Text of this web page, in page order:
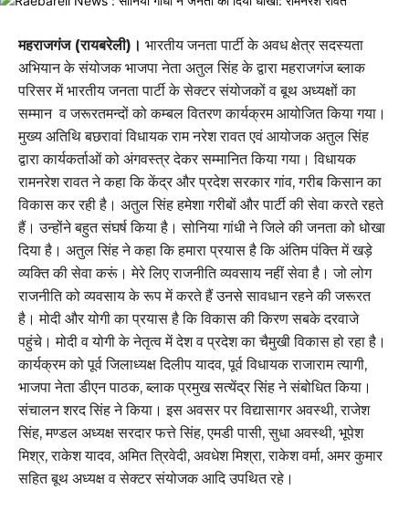
महराजगंज (रायबरेली)। भारतीय जनता पार्टी के अवध क्षेत्र सदस्यता
अभियान के संयोजक भाजपा नेता अतुल सिंह के द्वारा महराजगंज ब्लाक
परिसर में भारतीय जनता पार्टी के सेक्टर संयोजकों व बूथ अध्यक्षों का
सम्मान व जरूरतमन्दों को कम्बल वितरण कार्यक्रम आयोजित किया गया।
मुख्य अतिथि बछरावां विधायक राम नरेश रावत एवं आयोजक अतुल सिंह
द्वारा कार्यकर्ताओं को अंगवस्त्र देकर सम्मानित किया गया। विधायक
रामनरेश रावत ने कहा कि केंद्र और प्रदेश सरकार गांव, गरीब किसान का
विकास कर रही है। अतुल सिंह हमेशा गरीबों और पार्टी की सेवा करते रहते
हैं। उन्होंने बहुत संघर्ष किया है। सोनिया गांधी ने जिले की जनता को धोखा
दिया है। अतुल सिंह ने कहा कि हमारा प्रयास है कि अंतिम पंक्ति में खड़े
व्यक्ति की सेवा करूं। मेरे लिए राजनीति व्यवसाय नहीं सेवा है। जो लोग
राजनीति को व्यवसाय के रूप में करते हैं उनसे सावधान रहने की जरूरत
है। मोदी और योगी का प्रयास है कि विकास की किरण सबके दरवाजे
पहुंचे। मोदी व योगी के नेतृत्व में देश व प्रदेश का चैमुखी विकास हो रहा है।
कार्यक्रम को पूर्व जिलाध्यक्ष दिलीप यादव, पूर्व विधायक राजाराम त्यागी,
भाजपा नेता डीएन पाठक, ब्लाक प्रमुख सत्येंद्र सिंह ने संबोधित किया।
संचालन शरद सिंह ने किया। इस अवसर पर विद्यासागर अवस्थी, राजेश
सिंह, मण्डल अध्यक्ष सरदार फत्ते सिंह, एमडी पासी, सुधा अवस्थी, भूपेश
मिश्र, राकेश यादव, अमित त्रिवेदी, अवधेश मिश्रा, राकेश वर्मा, अमर कुमार
सहित बूथ अध्यक्ष व सेक्टर संयोजक आदि उपथित रहे।